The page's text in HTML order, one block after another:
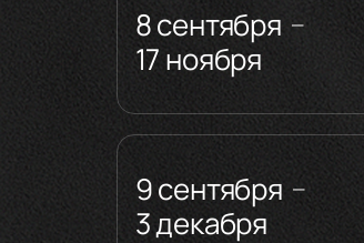
8 сентября —
17 ноября
9 сентября —
3 декабря